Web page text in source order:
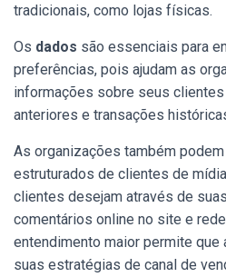
tradicionais, como lojas físicas.
Os dados são essenciais para
preferências, pois ajudam as
informações sobre seus
anteriores e transações
As organizações também
estruturados de clientes de
clientes desejam através de
comentários online no site e
entendimento maior permite
suas estratégias de canal de